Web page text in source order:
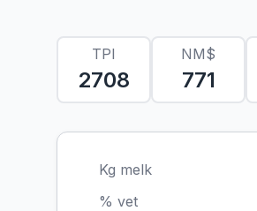
TPI
2708
NM$
771
Kg melk
% vet